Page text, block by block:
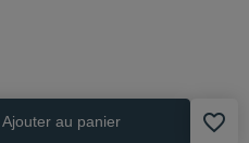
Ajouter au panier favorite_border